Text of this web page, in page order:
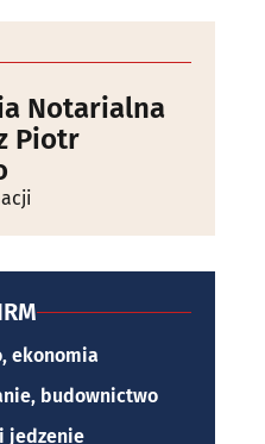
Notarialna
Piotr
ekonomia
budownictwo
jedzenie